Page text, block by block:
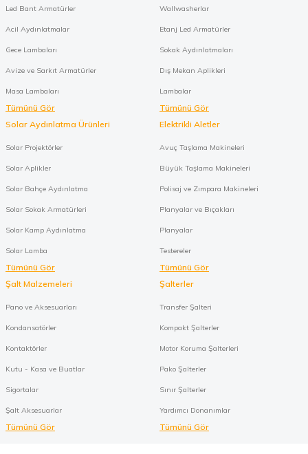
Led Bant Armatürler
Acil Aydınlatmalar
Gece Lambaları
Avize ve Sarkıt Armatürler
Masa Lambaları
Tümünü Gör
Wallwasherlar
Etanj Led Armatürler
Sokak Aydınlatmaları
Dış Mekan Aplikleri
Lambalar
Tümünü Gör
Solar Aydınlatma Ürünleri
Solar Projektörler
Solar Aplikler
Solar Bahçe Aydınlatma
Solar Sokak Armatürleri
Solar Kamp Aydınlatma
Solar Lamba
Tümünü Gör
Elektrikli Aletler
Avuç Taşlama Makineleri
Büyük Taşlama Makineleri
Polisaj ve Zımpara Makineleri
Planyalar ve Bıçakları
Planyalar
Testereler
Tümünü Gör
Şalt Malzemeleri
Pano ve Aksesuarları
Kondansatörler
Kontaktörler
Kutu - Kasa ve Buatlar
Sigortalar
Şalt Aksesuarlar
Tümünü Gör
Şalterler
Transfer Şalteri
Kompakt Şalterler
Motor Koruma Şalterleri
Pako Şalterler
Sınır Şalterler
Yardımcı Donanımlar
Tümünü Gör